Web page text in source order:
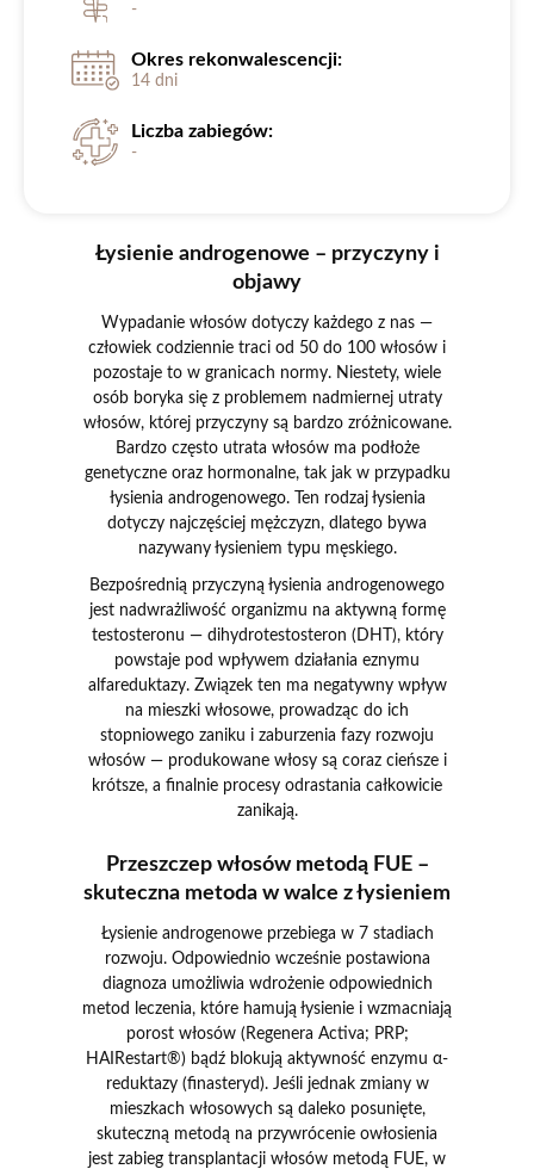
-
Okres rekonwalescencji:
14 dni
Liczba zabiegów:
-
Łysienie androgenowe – przyczyny i
objawy
Wypadanie włosów dotyczy każdego z nas —
człowiek codziennie traci od 50 do 100 włosów i
pozostaje to w granicach normy. Niestety, wiele
osób boryka się z problemem nadmiernej utraty
włosów, której przyczyny są bardzo zróżnicowane.
Bardzo często utrata włosów ma podłoże
genetyczne oraz hormonalne, tak jak w przypadku
łysienia androgenowego. Ten rodzaj łysienia
dotyczy najczęściej mężczyzn, dlatego bywa
nazywany łysieniem typu męskiego.
Bezpośrednią przyczyną łysienia androgenowego
jest nadwrażliwość organizmu na aktywną formę
testosteronu — dihydrotestosteron (DHT), który
powstaje pod wpływem działania eznymu
alfareduktazy. Związek ten ma negatywny wpływ
na mieszki włosowe, prowadząc do ich
stopniowego zaniku i zaburzenia fazy rozwoju
włosów — produkowane włosy są coraz cieńsze i
krótsze, a finalnie procesy odrastania całkowicie
zanikają.
Przeszczep włosów metodą FUE –
skuteczna metoda w walce z łysieniem
Łysienie androgenowe przebiega w 7 stadiach
rozwoju. Odpowiednio wcześnie postawiona
diagnoza umożliwia wdrożenie odpowiednich
metod leczenia, które hamują łysienie i wzmacniają
porost włosów (Regenera Activa; PRP;
HAIRestart®) bądź blokują aktywność enzymu α-
reduktazy (finasteryd). Jeśli jednak zmiany w
mieszkach włosowych są daleko posunięte,
skuteczną metodą na przywrócenie owłosienia
jest zabieg transplantacji włosów metodą FUE, w